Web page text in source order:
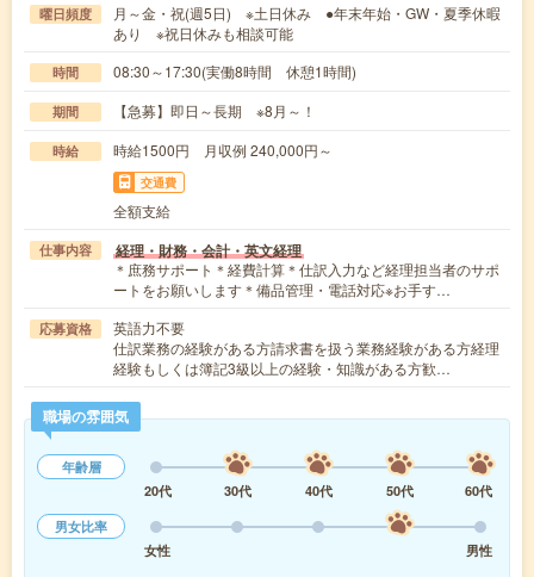
曜日頻度
月～金・祝(週5日) ※土日休み ●年末年始・GW・夏季休暇
あり ※祝日休みも相談可能
時間 08:30～17:30(実働8時間 休憩1時間)
期間 【急募】即日～長期 ※8月～！
時給 時給1500円 月収例 240,000円～
交通費
全額支給
仕事内容 経理・財務・会計・英文経理
＊庶務サポート＊経費計算＊仕訳入力など経理担当者のサポ
ートをお願いします＊備品管理・電話対応※お手す…
応募資格
英語力不要
仕訳業務の経験がある方請求書を扱う業務経験がある方経理
経験もしくは簿記3級以上の経験・知識がある方歓…
職場の雰囲気
年齢層
20代
30代 40代 50代
60代
男女比率
女性
男性